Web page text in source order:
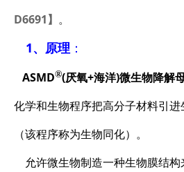
D6691】 。
1、原理 ：
ASMD®(厌氧+海洋)微生物降解
化学和生物程序把高分子材料引
（该程序称为生物同化）。
允许微生物制造一种生物膜结构